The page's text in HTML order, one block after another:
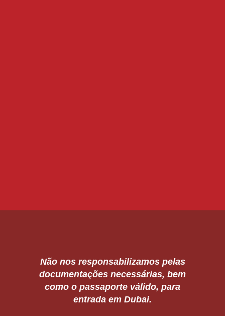
Não nos responsabilizamos pelas
documentações necessárias, bem
como o passaporte válido, para
entrada em Dubai.